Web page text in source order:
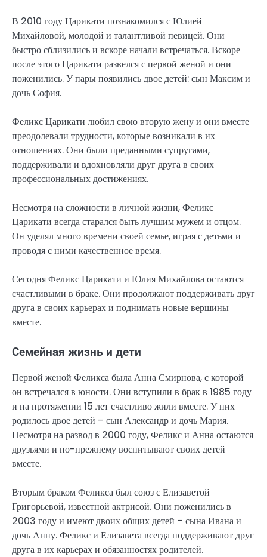
В 2010 году Царикати познакомился с Юлией
Михайловой, молодой и талантливой певицей. Они
быстро сблизились и вскоре начали встречаться. Вскоре
после этого Царикати развелся с первой женой и они
поженились. У пары появились двое детей: сын Максим и
дочь София.
Феликс Царикати любил свою вторую жену и они вместе
преодолевали трудности, которые возникали в их
отношениях. Они были преданными супругами,
поддерживали и вдохновляли друг друга в своих
профессиональных достижениях.
Несмотря на сложности в личной жизни, Феликс
Царикати всегда старался быть лучшим мужем и отцом.
Он уделял много времени своей семье, играя с детьми и
проводя с ними качественное время.
Сегодня Феликс Царикати и Юлия Михайлова остаются
счастливыми в браке. Они продолжают поддерживать друг
друга в своих карьерах и поднимать новые вершины
вместе.
Семейная жизнь и дети
Первой женой Феликса была Анна Смирнова, с которой
он встречался в юности. Они вступили в брак в 1985 году
и на протяжении 15 лет счастливо жили вместе. У них
родилось двое детей – сын Александр и дочь Мария.
Несмотря на развод в 2000 году, Феликс и Анна остаются
друзьями и по-прежнему воспитывают своих детей
вместе.
Вторым браком Феликса был союз с Елизаветой
Григорьевой, известной актрисой. Они поженились в
2003 году и имеют двоих общих детей – сына Ивана и
дочь Анну. Феликс и Елизавета всегда поддерживают друг
друга в их карьерах и обязанностях родителей.